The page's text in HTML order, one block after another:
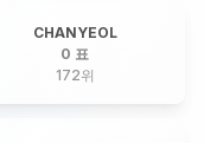
CHANYEOL
0 표
172위